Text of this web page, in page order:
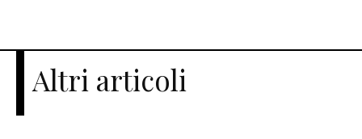
Altri articoli